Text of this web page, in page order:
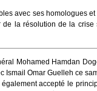
avec ses homologues
la résolution de la
Mohamed Hamdan
Ismail Omar Guelleh ce
accepté le